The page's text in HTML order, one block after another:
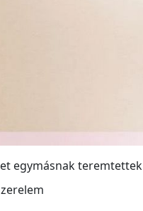
egymásnak teremtettek